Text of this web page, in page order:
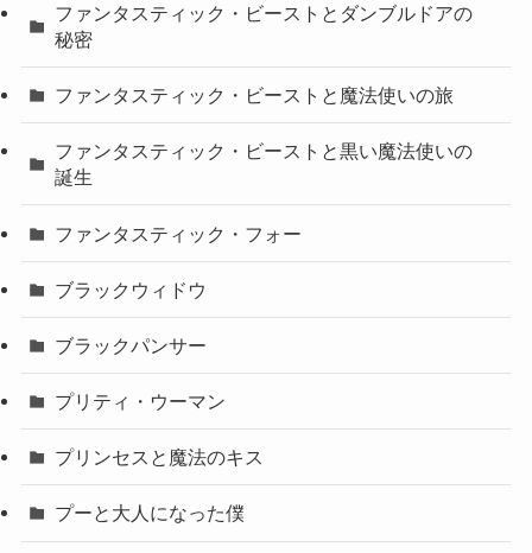
ファンタスティック・ビーストとダンブルドアの
秘密
ファンタスティック・ビーストと魔法使いの旅
ファンタスティック・ビーストと黒い魔法使いの
誕生
ファンタスティック・フォー
ブラックウィドウ
ブラックパンサー
プリティ・ウーマン
プリンセスと魔法のキス
プーと大人になった僕